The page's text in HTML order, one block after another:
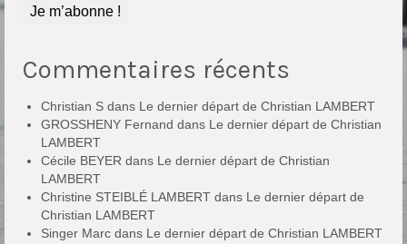
Commentaires récents
Christian S dans Le dernier départ de Christian LAMBERT
GROSSHENY Fernand dans Le dernier départ de Christian
LAMBERT
Cécile BEYER dans Le dernier départ de Christian
LAMBERT
Christine STEIBLÉ LAMBERT dans Le dernier départ de
Christian LAMBERT
Singer Marc dans Le dernier départ de Christian LAMBERT